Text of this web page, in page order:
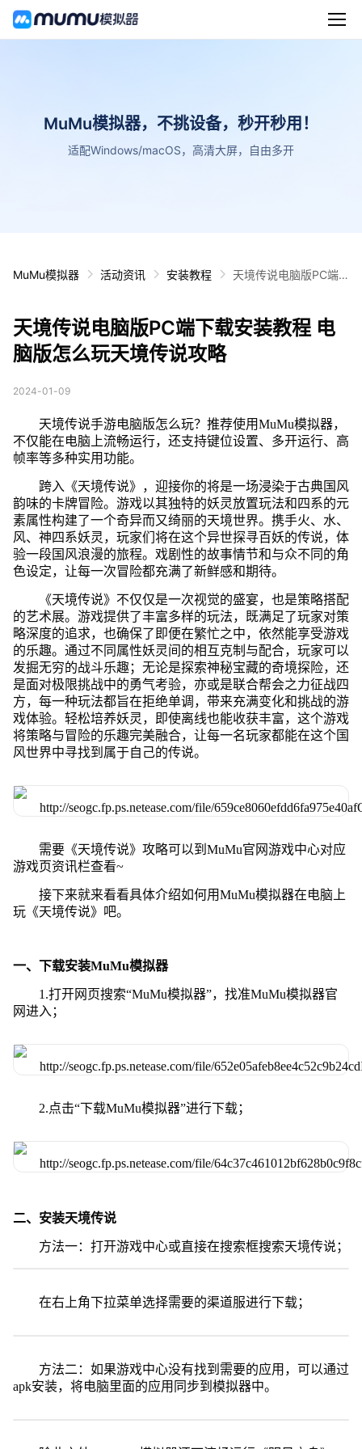
MuMu模拟器，不挑设备，秒开秒用！
适配Windows/macOS，高清大屏，自由多开
MuMu模拟器 活动资讯 安装教程
天境传说电脑版PC端
天境传说电脑版PC端下载安装教程 电
脑版怎么玩天境传说攻略
2024-01-09
天境传说手游电脑版怎么玩？推荐使用MuMu模拟器，
不仅能在电脑上流畅运行，还支持键位设置、多开运行、高
帧率等多种实用功能。
跨入《天境传说》，迎接你的将是一场浸染于古典国风
韵味的卡牌冒险。游戏以其独特的妖灵放置玩法和四系的元
素属性构建了一个奇异而又绮丽的天境世界。携手火、水、
风、神四系妖灵，玩家们将在这个异世探寻百妖的传说，体
验一段国风浪漫的旅程。戏剧性的故事情节和与众不同的角
色设定，让每一次冒险都充满了新鲜感和期待。
《天境传说》不仅仅是一次视觉的盛宴，也是策略搭配
的艺术展。游戏提供了丰富多样的玩法，既满足了玩家对策
略深度的追求，也确保了即便在繁忙之中，依然能享受游戏
的乐趣。通过不同属性妖灵间的相互克制与配合，玩家可以
发掘无穷的战斗乐趣；无论是探索神秘宝藏的奇境探险，还
是面对极限挑战中的勇气考验，亦或是联合帮会之力征战四
方，每一种玩法都旨在拒绝单调，带来充满变化和挑战的游
戏体验。轻松培养妖灵，即使离线也能收获丰富，这个游戏
将策略与冒险的乐趣完美融合，让每一名玩家都能在这个国
风世界中寻找到属于自己的传说。
需要《天境传说》攻略可以到MuMu官网游戏中心对应
游戏页资讯栏查看~
接下来就来看看具体介绍如何用MuMu模拟器在电脑上
玩《天境传说》吧。
一、下载安装MuMu模拟器
1.打开网页搜索“MuMu模拟器”，找准MuMu模拟器官
网进入；
2.点击“下载MuMu模拟器”进行下载；
二、安装天境传说
方法一：打开游戏中心或直接在搜索框搜索天境传说；
在右上角下拉菜单选择需要的渠道服进行下载；
方法二：如果游戏中心没有找到需要的应用，可以通过
apk安装，将电脑里面的应用同步到模拟器中。